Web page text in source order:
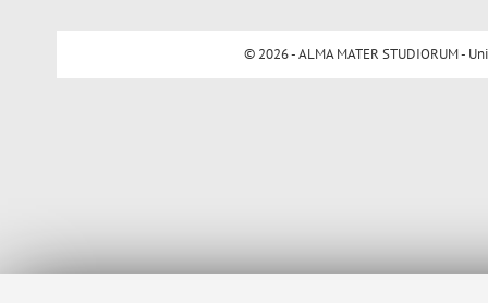
© 2026 - ALMA MATER STUDIORUM -